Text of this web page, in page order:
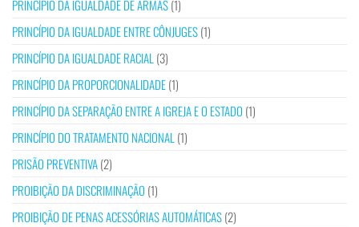
PRINCÍPIO DA IGUALDADE DE ARMAS(1)
PRINCÍPIO DA IGUALDADE ENTRE CÔNJUGES(1)
PRINCÍPIO DA IGUALDADE RACIAL (3)
PRINCÍPIO DA PROPORCIONALIDADE(1)
PRINCÍPIO DA SEPARAÇÃO ENTRE A IGREJA E O ESTADO (1)
PRINCÍPIO DO TRATAMENTO NACIONAL (1)
PRISÃO PREVENTIVA(2)
PROIBIÇÃO DA DISCRIMINAÇÃO (1)
PROIBIÇÃO DE PENAS ACESSÓRIAS AUTOMÁTICAS(2)